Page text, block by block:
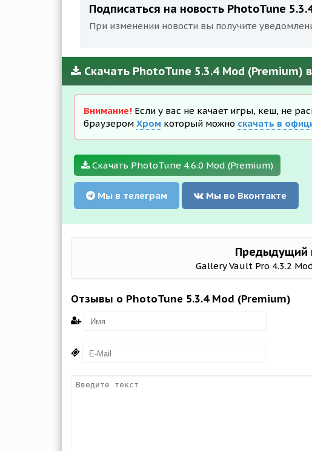
Подписаться на новость PhotoTune
При изменении новости вы получите
Скачать PhotoTune 5.3.4 Mod (Premium)
Внимание! Если у вас не качает игры, кеш, не
браузером Хром который можно скачать в
Скачать PhotoTune 4.6.0 Mod (Premium)
Мы в телеграм Мы во Вконтакте
Предыдущий
Gallery Vault Pro 4.3.2
Отзывы о PhotoTune 5.3.4 Mod (Premium)